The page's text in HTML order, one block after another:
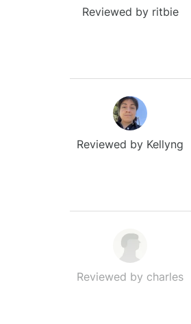
Reviewed by ritbie
Reviewed by Kellyng
Reviewed by charles